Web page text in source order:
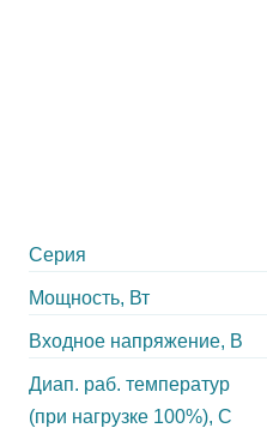
Серия
Мощность, Вт
Входное напряжение, В
Диап. раб. температур
(при нагрузке 100%), C